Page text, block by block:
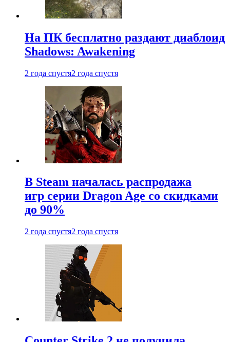
На ПК бесплатно раздают диаблоид
Shadows: Awakening
2 года спустя2 года спустя
В Steam началась распродажа
игр серии Dragon Age со скидками
до 90%
2 года спустя2 года спустя